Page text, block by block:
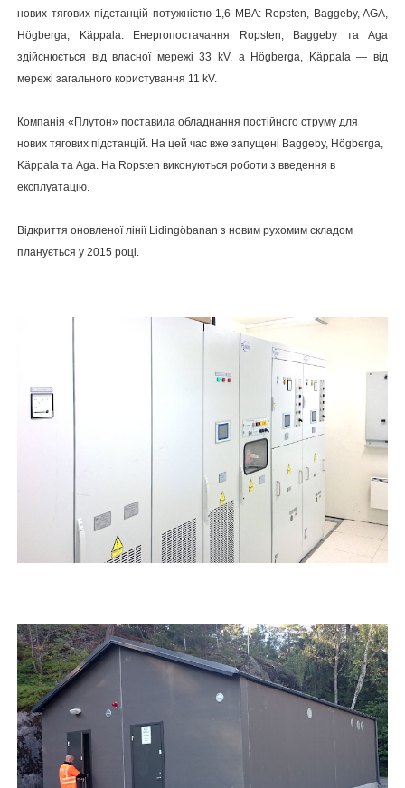
нових тягових підстанцій потужністю 1,6 МВА: Ropsten, Baggeby, AGA,
Högberga, Käppala. Енергопостачання Ropsten, Baggeby та Aga
здійснюється від власної мережі 33 kV, а Högberga, Käppala — від
мережі загального користування 11 kV.
Компанія «Плутон» поставила обладнання постійного струму для
нових тягових підстанцій. На цей час вже запущені Baggeby, Högberga,
Käppala та Aga. На Ropsten виконуються роботи з введення в
експлуатацію.
Відкриття оновленої лінії Lidingöbanan з новим рухомим складом
планується у 2015 році.